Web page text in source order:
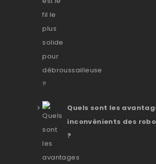
Quels sont les
inconvénients des
?